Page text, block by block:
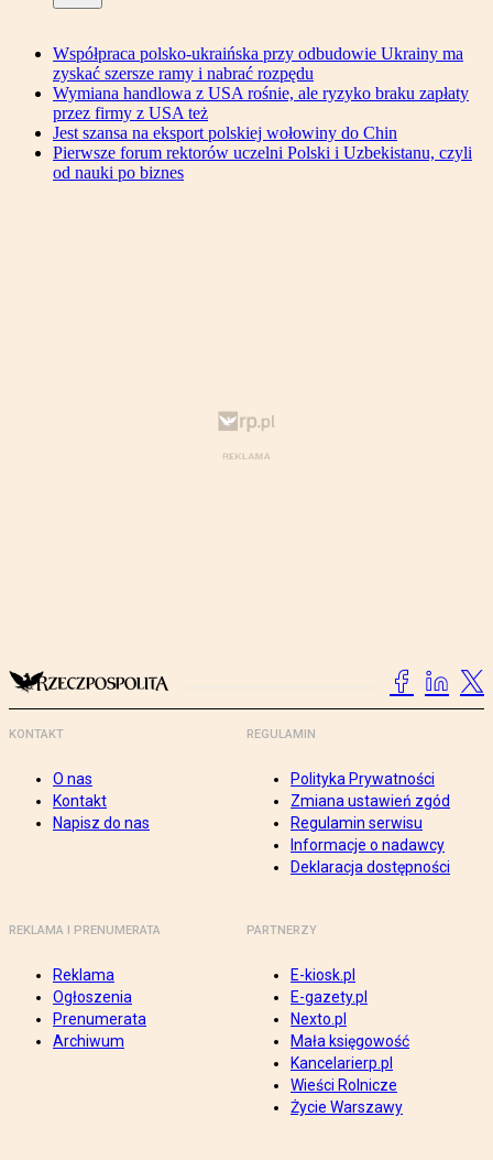
Współpraca polsko-ukraińska przy odbudowie Ukrainy ma
zyskać szersze ramy i nabrać rozpędu
Wymiana handlowa z USA rośnie, ale ryzyko braku zapłaty
przez firmy z USA też
Jest szansa na eksport polskiej wołowiny do Chin
Pierwsze forum rektorów uczelni Polski i Uzbekistanu, czyli
od nauki po biznes
KONTAKT
O nas
Kontakt
Napisz do nas
REGULAMIN
Polityka Prywatności
Zmiana ustawień zgód
Regulamin serwisu
Informacje o nadawcy
Deklaracja dostępności
REKLAMA I PRENUMERATA
Reklama
Ogłoszenia
Prenumerata
Archiwum
PARTNERZY
E-kiosk.pl
E-gazety.pl
Nexto.pl
Mała księgowość
Kancelarierp.pl
Wieści Rolnicze
Życie Warszawy